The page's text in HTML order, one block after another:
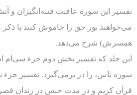
تفسیر این سوره عاقبت فتنه‌انگیزان و
می‌خواهند نور حق را خاموش کنند با ذکر
همسرش) شرح می‌دهد.
این جلد که تفسیر بخش دوم جزء سی‌ام
سوره ناس، را در برمی‌گیرد. تفسیر
قرآن کریم و در مدت حبس در زندان